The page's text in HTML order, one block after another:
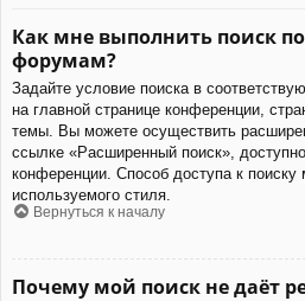
Как мне выполнить поиск
форумам?
Задайте условие поиска в
на главной странице конференции,
темы. Вы можете осуществить
ссылке «Расширенный поиск»,
конференции. Способ доступа к поиску
используемого стиля.
Вернуться к началу
Почему мой поиск не даёт